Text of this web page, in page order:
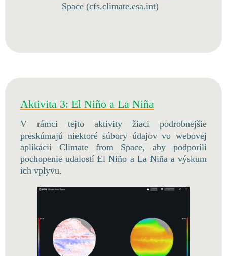
Space (cfs.climate.esa.int)
Aktivita 3: El Niño a La Niña
V rámci tejto aktivity žiaci podrobnejšie
preskúmajú niektoré súbory údajov vo webovej
aplikácii Climate from Space, aby podporili
pochopenie udalostí El Niño a La Niña a výskum
ich vplyvu.